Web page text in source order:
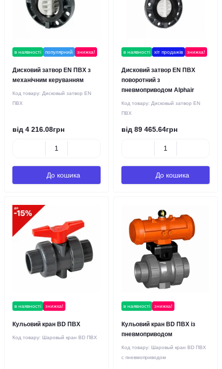
в наявності популярний знижка!
Дисковий затвор EN ПВХ з
механічним керуванням
Код товару: Дисковый затвор EN
ПВХ
від 4 216.08грн
До кошика
в наявності хіт продажів знижка!
Дисковий затвор EN ПВХ
поворотний з
пневмоприводом Alphair
Код товару: Дисковый затвор EN
ПВХ
від 89 465.64грн
До кошика
в наявності знижка!
Кульовий кран BD ПВХ
Код товару: Шаровый кран BD ПВХ
в наявності знижка!
Кульовий кран BD ПВХ із
пневмоприводом
Код товару: Шаровый кран BD ПВХ
с пневмоприводом